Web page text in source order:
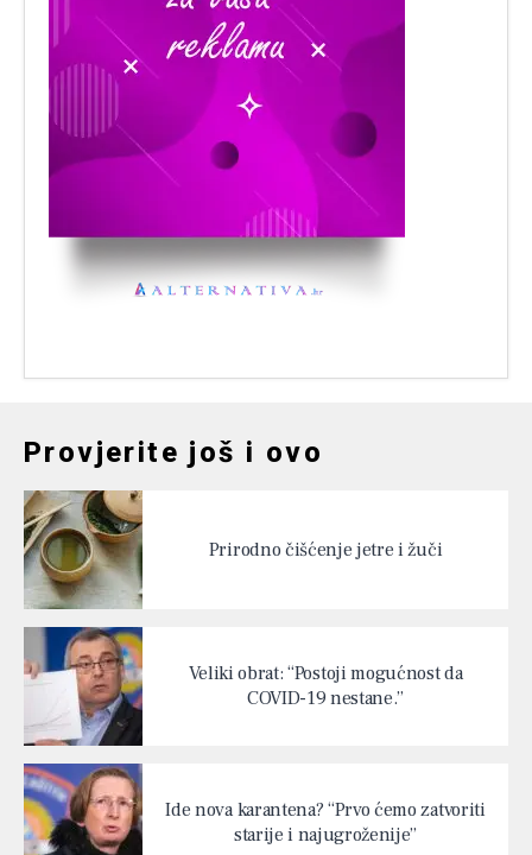
Provjerite još i ovo
Prirodno čišćenje jetre i žuči
Veliki obrat: “Postoji mogućnost da
COVID-19 nestane.”
Ide nova karantena? “Prvo ćemo zatvoriti
starije i najugroženije”